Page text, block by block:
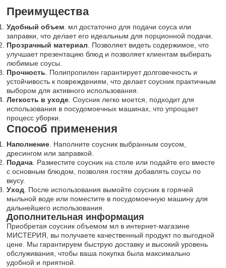
Преимущества
Удобный объем. мл достаточно для подачи соуса или
заправки, что делает его идеальным для порционной подачи.
Прозрачный материал . Позволяет видеть содержимое, что
улучшает презентацию блюд и позволяет клиентам выбирать
любимые соусы.
Прочность . Полипропилен гарантирует долговечность и
устойчивость к повреждениям, что делает соусник практичным
выбором для активного использования.
Легкость в уходе. Соусник легко моется, подходит для
использования в посудомоечных машинах, что упрощает
процесс уборки.
Способ применения
Наполнение. Наполните соусник выбранным соусом,
дресингом или заправкой.
Подача. Разместите соусник на столе или подайте его вместе
с основным блюдом, позволяя гостям добавлять соусы по
вкусу.
Уход. После использования вымойте соусник в горячей
мыльной воде или поместите в посудомоечную машину для
дальнейшего использования.
Дополнительная информация
Приобретая соусник объемом мл в интернет-магазине
МИСТЕРИЯ, вы получаете качественный продукт по выгодной
цене. Мы гарантируем быструю доставку и высокий уровень
обслуживания, чтобы ваша покупка была максимально
удобной и приятной.